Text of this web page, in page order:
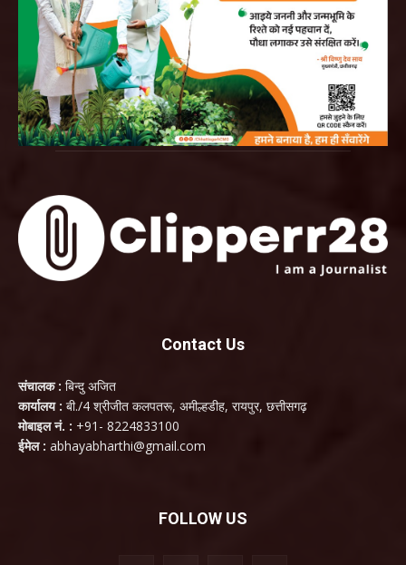
Contact Us
संचालक : बिन्दु अजित
कार्यालय : बी./4 श्रीजीत कलपतरू, अमील्हडीह, रायपुर, छत्तीसगढ़
मोबाइल नं. : +91- 8224833100
ईमेल : abhayabharthi@gmail.com
FOLLOW US